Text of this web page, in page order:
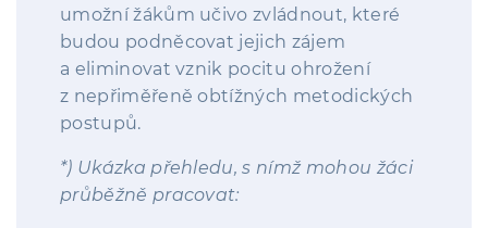
umožní žákům učivo zvládnout, které
budou podněcovat jejich zájem
a eliminovat vznik pocitu ohrožení
z nepřiměřeně obtížných metodických
postupů.
*) Ukázka přehledu, s nímž mohou žáci
průběžně pracovat: